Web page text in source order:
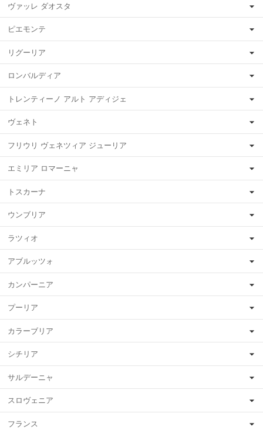
ヴァッレ ダオスタ
ピエモンテ
リグーリア
ロンバルディア
トレンティーノ アルト アディジェ
ヴェネト
フリウリ ヴェネツィア ジューリア
エミリア ロマーニャ
トスカーナ
ウンブリア
ラツィオ
アブルッツォ
カンパーニア
プーリア
カラーブリア
シチリア
サルデーニャ
スロヴェニア
フランス